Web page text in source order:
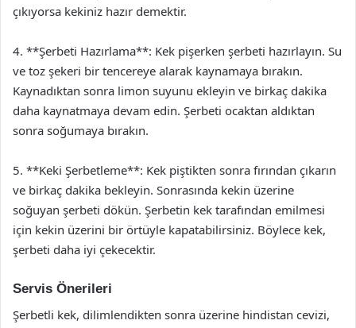
çıkıyorsa kekiniz hazır demektir.
4. **Şerbeti Hazırlama**: Kek pişerken şerbeti hazırlayın. Su
ve toz şekeri bir tencereye alarak kaynamaya bırakın.
Kaynadıktan sonra limon suyunu ekleyin ve birkaç dakika
daha kaynatmaya devam edin. Şerbeti ocaktan aldıktan
sonra soğumaya bırakın.
5. **Keki Şerbetleme**: Kek piştikten sonra fırından çıkarın
ve birkaç dakika bekleyin. Sonrasında kekin üzerine
soğuyan şerbeti dökün. Şerbetin kek tarafından emilmesi
için kekin üzerini bir örtüyle kapatabilirsiniz. Böylece kek,
şerbeti daha iyi çekecektir.
Servis Önerileri
Şerbetli kek, dilimlendikten sonra üzerine hindistan cevizi,